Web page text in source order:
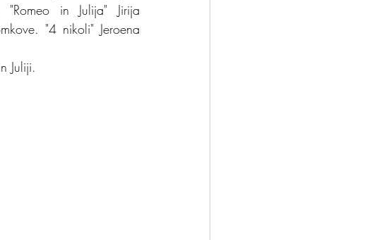
"Romeo in Julija" Jirija
"4 nikoli" Jeroena
Juliji.